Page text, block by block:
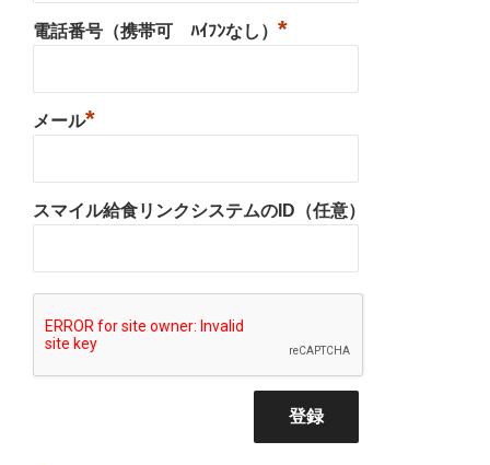
電話番号（携帯可 ﾊｲﾌﾝなし） *
メール*
スマイル給食リンクシステムのID（任意）